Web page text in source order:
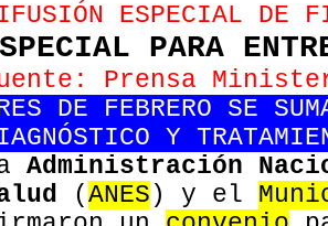
ESPECIAL DE
PARA
Prensa
DE FEBRERO SE
Y
Administración
(ANES) y el